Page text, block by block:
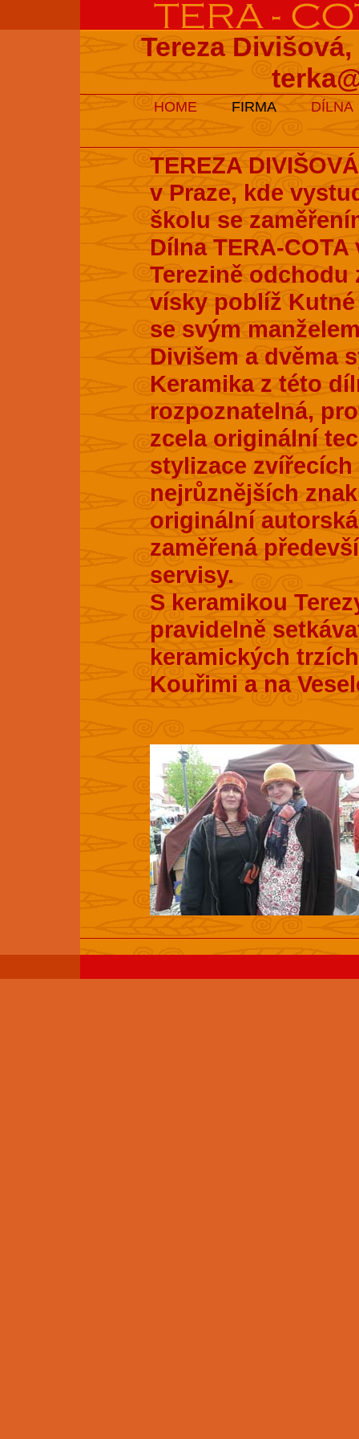
Tereza
HOME FIRMA DÍLNA
TEREZA
v Praze, kde
školu se
Dílna TERA-
Terezině odchodu
vísky poblíž Kutné
se svým
Divišem a dvěma
Keramika z této
rozpoznatelná,
zcela originální
stylizace
nejrůznějších
originální
zaměřená
servisy.
S keramikou
pravidelně
keramických
Kouřimi a na